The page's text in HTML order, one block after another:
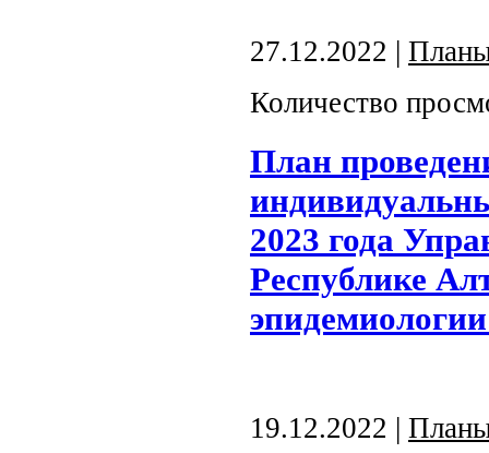
27.12.2022 |
Количество
План
2023 года
Республике
19.12.2022 |